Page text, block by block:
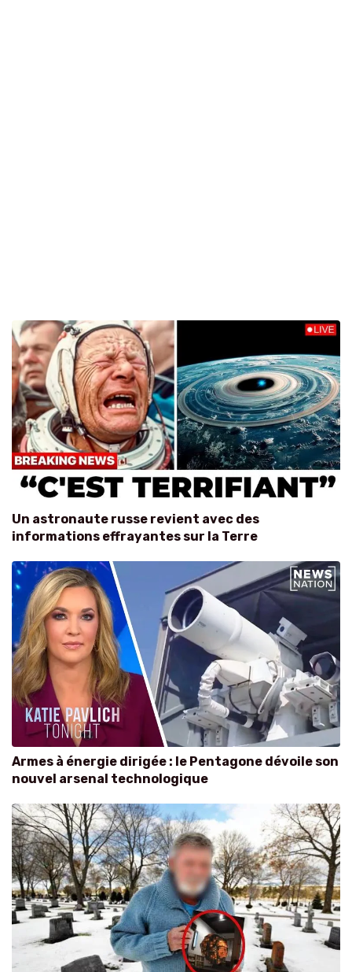
Un astronaute russe revient avec des
informations effrayantes sur la Terre
Armes à énergie dirigée : le Pentagone dévoile son
nouvel arsenal technologique